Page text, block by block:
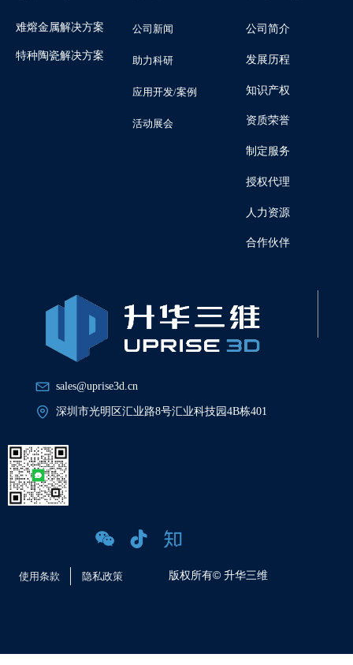
难熔金属解决方案
特种陶瓷解决方案
公司新闻
助力科研
应用开发/案例
活动展会
公司简介
发展历程
知识产权
资质荣誉
制定服务
授权代理
人力资源
合作伙伴
sales@uprise3d.cn
深圳市光明区汇业路8号汇业科技园4B栋401
版权所有© 升华三维
使用条款 隐私政策